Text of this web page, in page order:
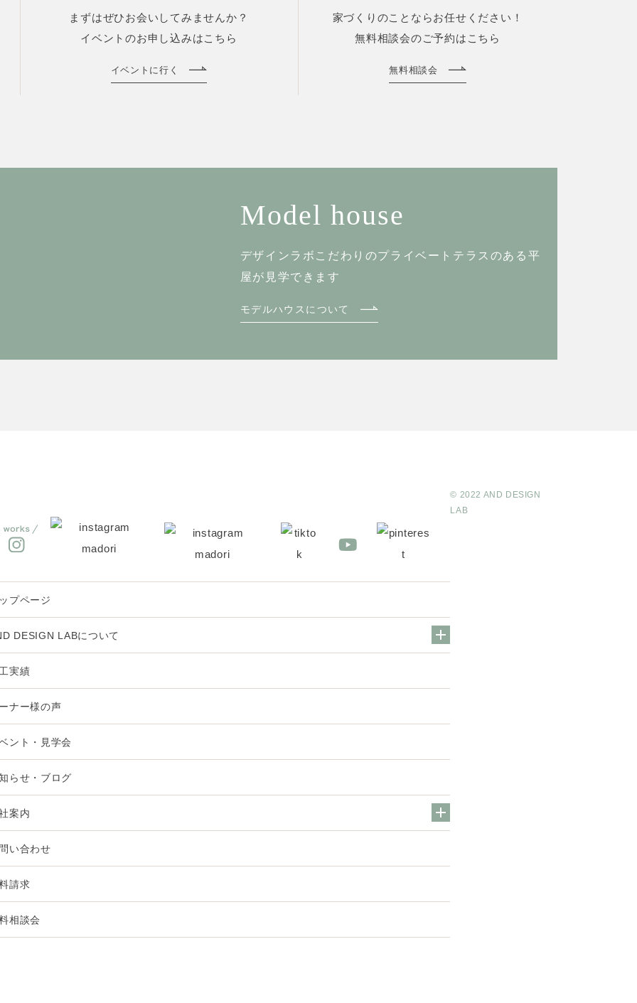
まずはぜひお会いしてみませんか？
イベントのお申し込みはこちら
イベントに行く
家づくりのことならお任せください！
無料相談会のご予約はこちら
無料相談会
Model house
デザインラボこだわりのプライベートテラスのある 平
屋が見学できます
モデルハウスについて
プページ
DESIGN LABについて
実績
ナー様の声
ント・見学会
らせ・ブログ
案内
い合わせ
請求
相談会
© 2022 AND DESIGN
LAB